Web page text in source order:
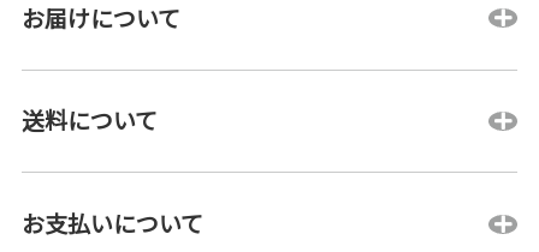
お届けについて
送料について
お支払いについて